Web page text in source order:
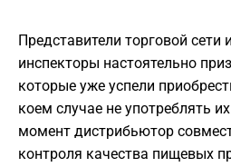
Представители торговой сети
инспекторы настоятельно
которые уже успели
коем случае не употреблять
момент дистрибьютор
контроля качества пищевых